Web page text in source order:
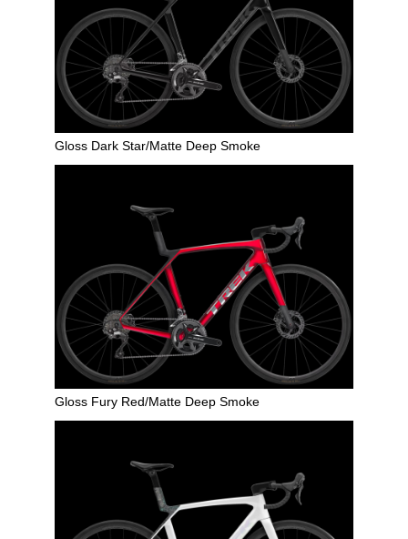
Gloss Dark Star/Matte Deep Smoke
Gloss Fury Red/Matte Deep Smoke